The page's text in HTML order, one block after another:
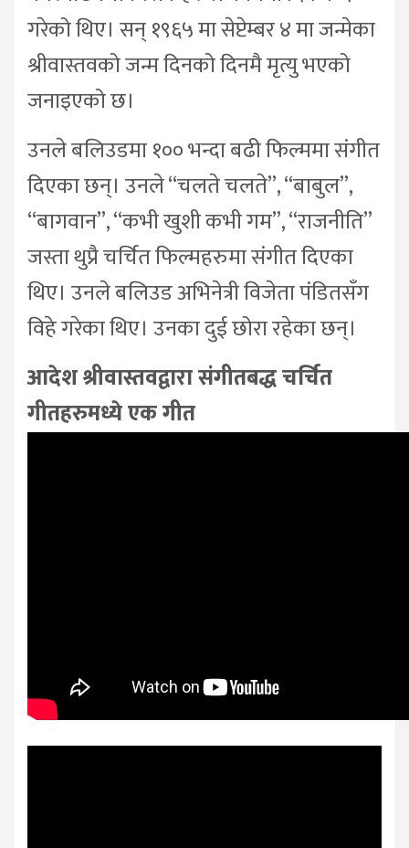
गरेको थिए। सन् १९६५ मा सेप्टेम्बर ४ मा जन्मेका
श्रीवास्तवको जन्म दिनको दिनमै मृत्यु भएको
जनाइएको छ।
उनले बलिउडमा १०० भन्दा बढी फिल्ममा संगीत
दिएका छन्। उनले ‘‘चलते चलते’’, ‘‘बाबुल’’,
‘‘बागवान’’, ‘‘कभी खुशी कभी गम’’, ‘‘राजनीति’’
जस्ता थुप्रै चर्चित फिल्महरुमा संगीत दिएका
थिए। उनले बलिउड अभिनेत्री विजेता पंडितसँग
विहे गरेका थिए। उनका दुई छोरा रहेका छन्।
आदेश श्रीवास्तवद्वारा संगीतबद्ध चर्चित
गीतहरुमध्ये एक गीत